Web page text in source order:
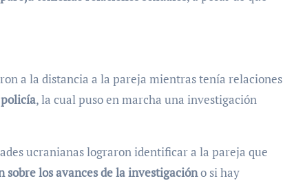
a la distancia a la pareja mientras tenía relaciones
, la cual puso en marcha una investigación
ucranianas lograron identificar a la pareja que
los avances de la investigacióno si hay